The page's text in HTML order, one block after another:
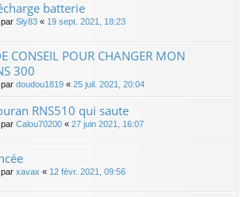
batterie
Sly83 « 19 sept. 2021, 18:23
CONSEIL POUR CHANGER MON
300
doudou1819 « 25 juil. 2021, 20:04
RNS510 qui saute
Calou70200 « 27 juin 2021, 16:07
xavax « 12 févr. 2021, 09:56